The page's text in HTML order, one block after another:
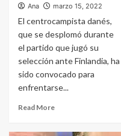
Ana marzo 15, 2022
El centrocampista danés,
que se desplomó durante
el partido que jugó su
selección ante Finlandia, ha
sido convocado para
enfrentarse...
Read More